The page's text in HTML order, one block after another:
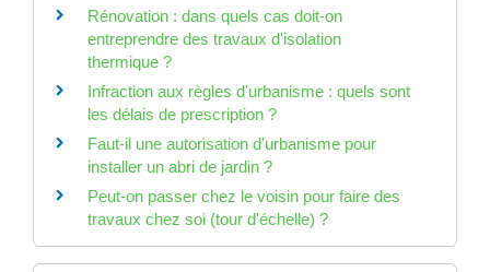
Rénovation : dans quels cas doit-on
entreprendre des travaux d'isolation
thermique ?
Infraction aux règles d'urbanisme : quels sont
les délais de prescription ?
Faut-il une autorisation d'urbanisme pour
installer un abri de jardin ?
Peut-on passer chez le voisin pour faire des
travaux chez soi (tour d'échelle) ?